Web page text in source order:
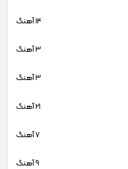
14 آهنگ
3 آهنگ
3 آهنگ
21 آهنگ
7 آهنگ
9 آهنگ